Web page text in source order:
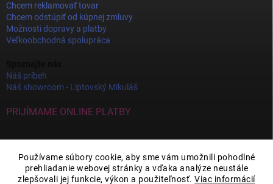
Používame súbory cookie, aby sme vám umožnili pohodlné
prehliadanie webovej stránky a vďaka analýze neustále
zlepšovali jej funkcie, výkon a použiteľnosť.Viac informácií
Chcem reklamovať tovar
Chcem odstúpiť od kúpnej zmluvy
Možnosti dopravy a platby
Veľkoobchodná spolupráca
Náš príbeh
Náš showroom - Liptovský Mikuláš
PRIJÍMAME ONLINE PLATBY